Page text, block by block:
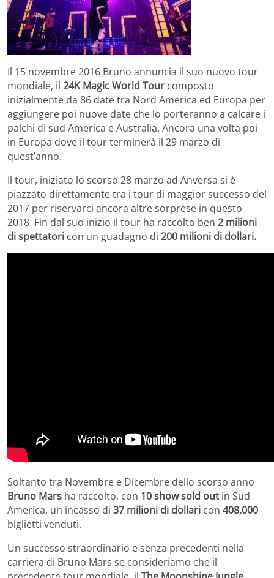
Il 15 novembre 2016 Bruno annuncia il suo nuovo tour
mondiale, il 24K Magic World Tour composto
inizialmente da 86 date tra Nord America ed Europa per
aggiungere poi nuove date che lo porteranno a calcare i
palchi di sud America e Australia. Ancora una volta poi
in Europa dove il tour terminerà il 29 marzo di
quest’anno.
Il tour, iniziato lo scorso 28 marzo ad Anversa si è
piazzato direttamente tra i tour di maggior successo del
2017 per riservarci ancora altre sorprese in questo
2018. Fin dal suo inizio il tour ha raccolto ben 2 milioni
di spettatori con un guadagno di 200 milioni di dollari.
Soltanto tra Novembre e Dicembre dello scorso anno
Bruno Mars ha raccolto, con 10 show sold out in Sud
America, un incasso di 37 milioni di dollari con 408.000
biglietti venduti.
Un successo straordinario e senza precedenti nella
carriera di Bruno Mars se consideriamo che il